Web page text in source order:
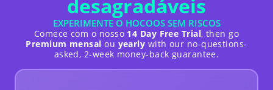
Hocoos é uma ferramenta que economiza
tempo, é fácil de usar e oferece diferentes
soluções para sua necessidade.Sua equipe de
suporte é muito cooperativa e colaborativa
eles levam seu pedido muito a sério. Parabéns a
desagradáveis
EXPERIMENTE O HOCOOS SEM RISCOS
Comece com o nosso 14 Day Free Trial, then go
Premium mensal ou yearly with our no-questions-
asked, 2-week money-back guarantee.